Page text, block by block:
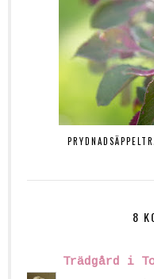
8
Trädgård i